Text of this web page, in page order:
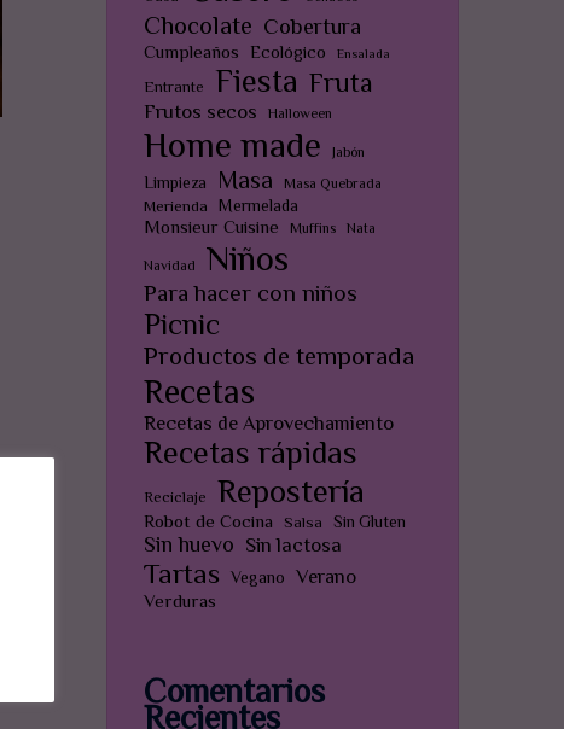
Chocolate Cobertura
Cumpleaños Ecológico Ensalada
Entrante Fiesta Fruta
Frutos secos Halloween
Home made Jabón
Limpieza Masa Masa Quebrada
Merienda Mermelada
Monsieur Cuisine Muffins Nata
Navidad Niños
Para hacer con niños
Picnic
Productos de temporada
Recetas
Recetas de Aprovechamiento
Recetas rápidas
Reciclaje Repostería
Robot de Cocina Salsa Sin Gluten
Sin huevo Sin lactosa
Tartas Vegano Verano
Verduras
Comentarios
Recientes